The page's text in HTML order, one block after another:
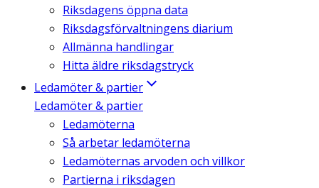
Riksdagens öppna data
Riksdagsförvaltningens diarium
Allmänna handlingar
Hitta äldre riksdagstryck
Ledamöter & partier
Ledamöter & partier
Ledamöterna
Så arbetar ledamöterna
Ledamöternas arvoden och villkor
Partierna i riksdagen